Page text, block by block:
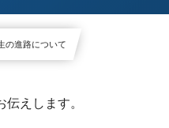
の進路について
えします。